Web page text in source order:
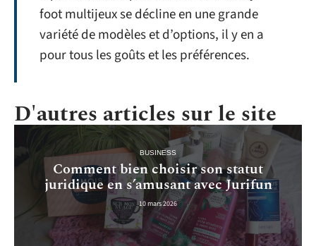
foot multijeux se décline en une grande
variété de modèles et d’options, il y en a
pour tous les goûts et les préférences.
D'autres articles sur le site
BUSINESS
Comment bien choisir son statut
juridique en s’amusant avec Jurifun
10 mars 2026